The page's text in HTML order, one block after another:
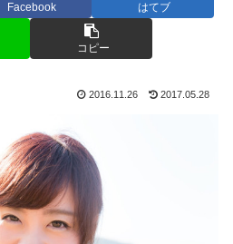
Facebook はてブ
コピー
2016.11.26 2017.05.28